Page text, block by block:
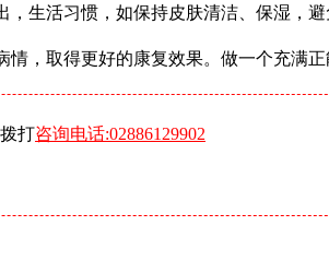
，生活习惯，如保持皮肤清洁、保湿，
，取得更好的康复效果。做一个充满
打咨询电话:02886129902